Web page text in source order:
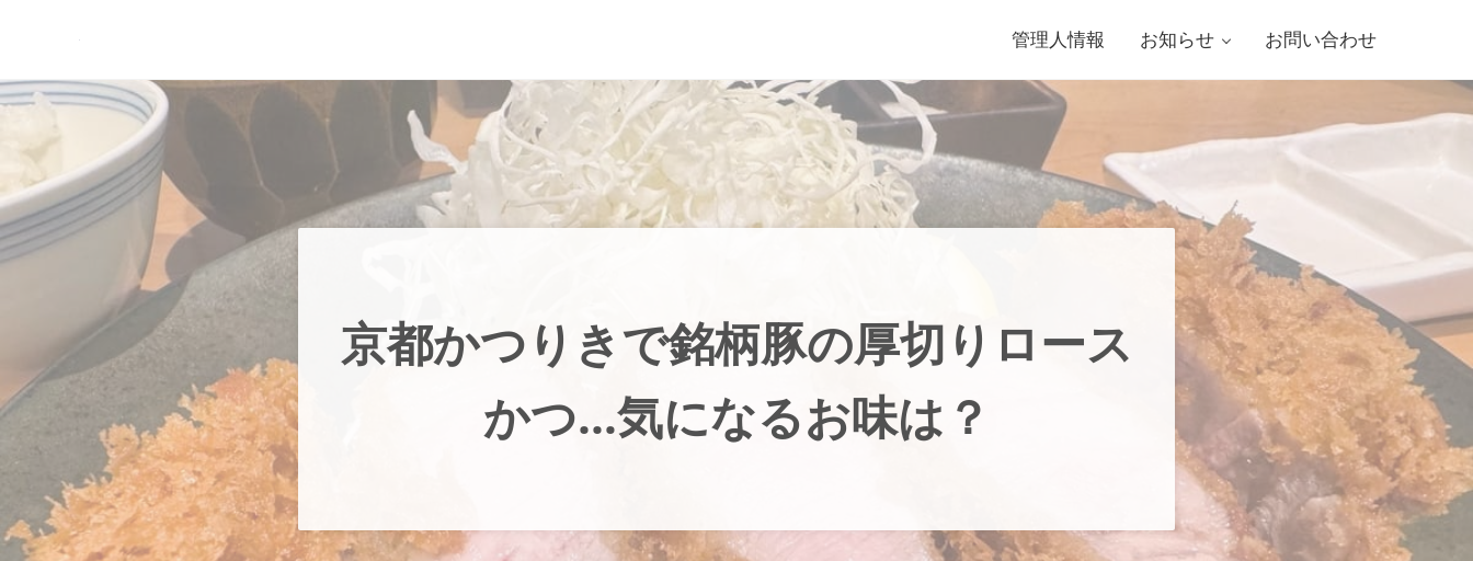
管理人情報 お知らせ お問い合わせ
京都かつりきで銘柄豚の厚切りロース
かつ…気になるお味は？